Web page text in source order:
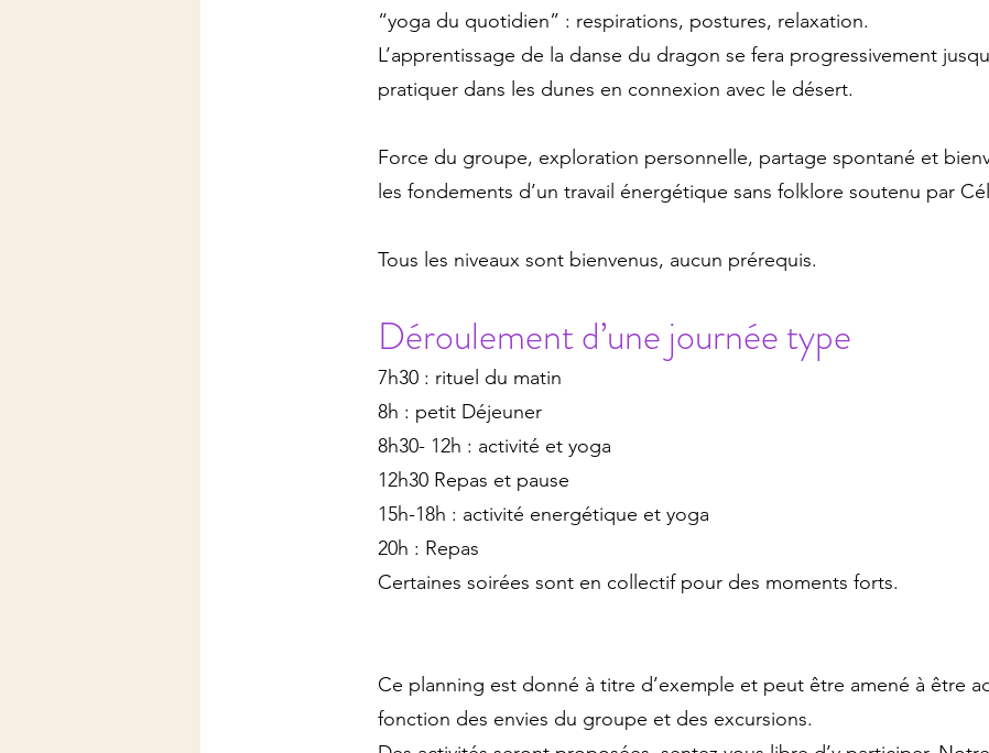
“yoga du quotidien” : respirations, postures, relaxation.
L’apprentissage de la danse du dragon se fera progressivement
pratiquer dans les dunes en connexion avec le désert.
Force du groupe, exploration personnelle, partage spontané et
les fondements d’un travail énergétique sans folklore soutenu par
Tous les niveaux sont bienvenus, aucun prérequis.
Déroulement d’une journée type
7h30 : rituel du matin
8h : petit Déjeuner
8h30- 12h : activité et yoga
12h30 Repas et pause
15h-18h : activité energétique et yoga
20h : Repas
Certaines soirées sont en collectif pour des moments forts.
Ce planning est donné à titre d’exemple et peut être amené à être
fonction des envies du groupe et des excursions.